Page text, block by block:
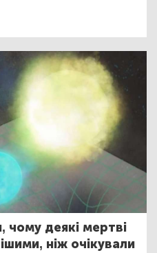
чому деякі мертві
ніж очікували